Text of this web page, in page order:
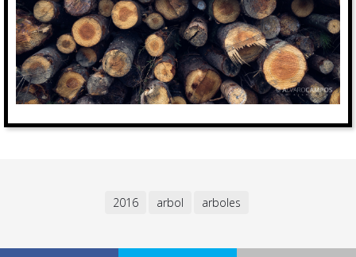
2016 arbol arboles